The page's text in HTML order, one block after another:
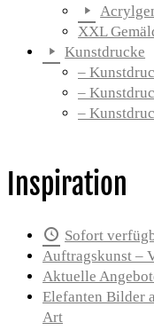
XXL
Kunstdrucke
–
–
–
Inspiration
Sofort
Auftragskunst –
Aktuelle
Elefanten Bilder
Art